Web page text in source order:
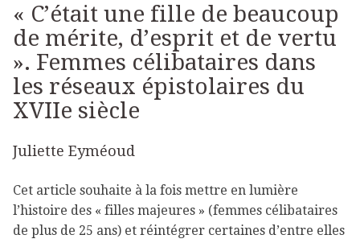
« C’était une fille de beaucoup
de mérite, d’esprit et de vertu
». Femmes célibataires dans
les réseaux épistolaires du
XVIIe siècle
Juliette Eyméoud
Cet article souhaite à la fois mettre en lumière
l’histoire des « filles majeures » (femmes célibataires
de plus de 25 ans) et réintégrer certaines d’entre elles